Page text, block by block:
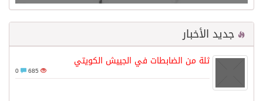
جديد الأخبار
ثلة من الضابطات في الجييش الكويتي
685